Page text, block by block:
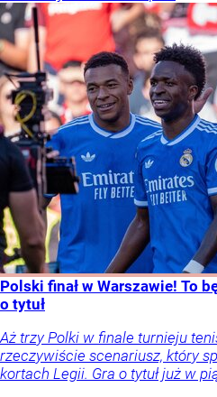
Polski finał w Warszawie! To
o tytuł
Aż trzy Polki w finale turnieju
rzeczywiście scenariusz, który
kortach Legii. Gra o tytuł już w